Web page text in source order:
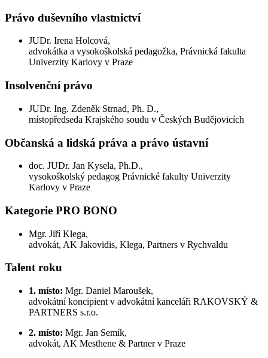
Právo duševního vlastnictví
JUDr. Irena Holcová,
advokátka a vysokoškolská pedagožka, Právnická fakulta
Univerzity Karlovy v Praze
Insolvenční právo
JUDr. Ing. Zdeněk Strnad, Ph. D.,
místopředseda Krajského soudu v Českých Budějovicích
Občanská a lidská práva a právo ústavní
doc. JUDr. Jan Kysela, Ph.D.,
vysokoškolský pedagog Právnické fakulty Univerzity
Karlovy v Praze
Kategorie PRO BONO
Mgr. Jiří Klega,
advokát, AK Jakovidis, Klega, Partners v Rychvaldu
Talent roku
1. místo: Mgr. Daniel Maroušek,
advokátní koncipient v advokátní kanceláři RAKOVSKÝ &
PARTNERS s.r.o.
2. místo: Mgr. Jan Semík,
advokát, AK Mesthene & Partner v Praze